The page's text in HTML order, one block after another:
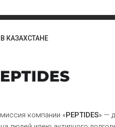
КАЗАХСТАНЕ
компании «PEPTIDES» —